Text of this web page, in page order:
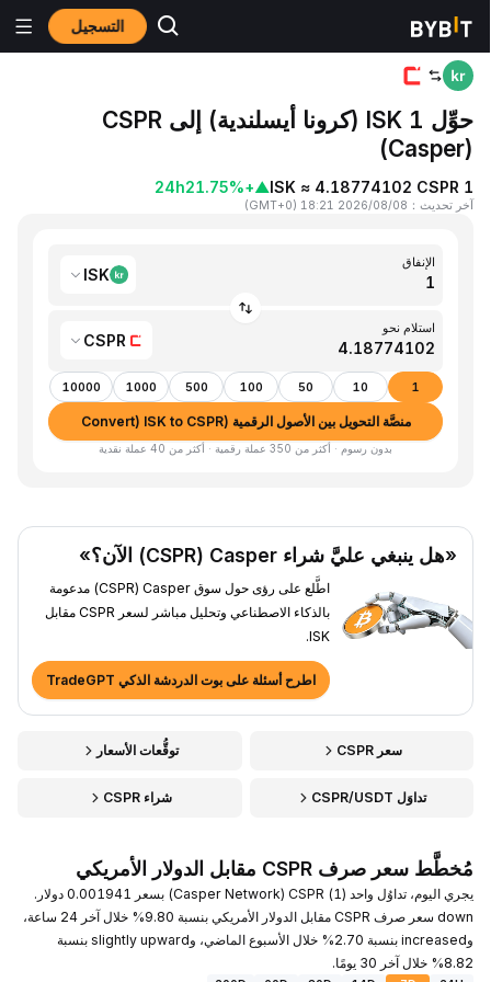
التسجيل المنزٍل ISK to CSPR
حوِّل 1 ISK (كرونا أيسلندية) إلى CSPR
(Casper)
1 ISK ≈ 4.18774102 CSPR
▲
+21.75%
24h
آخر تحديث：
2026/08/08 18:21
(
GMT+0
)
الإنفاق
ISK
استلام نحو
CSPR
1
10
50
100
500
1000
10000
منصَّة التحويل بين الأصول الرقمية (Convert) ISK to CSPR
بدون رسوم · أكثر من 350 عملة رقمية · أكثر من 40 عملة نقدية
«هل ينبغي عليَّ شراء Casper ‏(CSPR) الآن؟»
اطَّلع على رؤى حول سوق Casper ‏(CSPR) مدعومة
بالذكاء الاصطناعي وتحليل مباشر لسعر CSPR مقابل
ISK.
اطرح أسئلة على بوت الدردشة الذكي TradeGPT
سعر CSPR توقُّعات الأسعار
تداوَل CSPR/USDT شراء CSPR
مُخطَّط سعر صرف CSPR مقابل الدولار الأمريكي
يجري اليوم، تداوُل واحد (1) CSPR ‏(Casper Network) بسعر 0.001941 دولار.
down سعر صرف CSPR مقابل الدولار الأمريكي بنسبة 9.80% خلال آخر 24 ساعة،
وincreased بنسبة 2.70% خلال الأسبوع الماضي، وslightly upward بنسبة
8.82% خلال آخر 30 يومًا.